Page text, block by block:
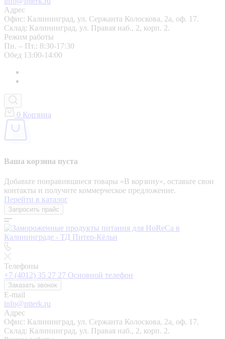
Адрес
Офис: Калининград, ул. Сержанта Колоскова, 2а, оф. 17.
Склад: Калининград, ул. Правая наб., 2, корп. 2.
Режим работы
Пн. – Пт.: 8:30-17:30
Обед 13:00-14:00
0 Корзина
Ваша корзина пуста
Добавьте понравившиеся товары «‎В корзину»‎, оставьте свои
контакты и получите коммерческое предложение.
Перейти в каталог
Запросить прайс
Телефоны
+7 (4012) 35 27 27 Основной телефон
Заказать звонок
E-mail
info@piterk.ru
Адрес
Офис: Калининград, ул. Сержанта Колоскова, 2а, оф. 17.
Склад: Калининград, ул. Правая наб., 2, корп. 2.